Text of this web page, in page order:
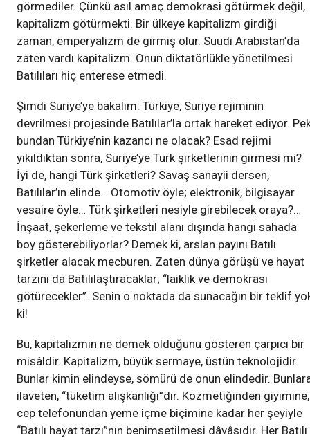
görmediler. Çünkü asıl amaç demokrasi götürmek değil,
kapitalizm götürmekti. Bir ülkeye kapitalizm girdiği
zaman, emperyalizm de girmiş olur. Suudi Arabistan’da
zaten vardı kapitalizm. Onun diktatörlükle yönetilmesi
Batılıları hiç enterese etmedi.
Şimdi Suriye’ye bakalım: Türkiye, Suriye rejiminin
devrilmesi projesinde Batılılar’la ortak hareket ediyor.
bundan Türkiye’nin kazancı ne olacak? Esad rejimi
yıkıldıktan sonra, Suriye’ye Türk şirketlerinin girmesi mi?
İyi de, hangi Türk şirketleri? Savaş sanayii dersen,
Batılılar’ın elinde… Otomotiv öyle; elektronik, bilgisayar
vesaire öyle… Türk şirketleri nesiyle girebilecek oraya?…
İnşaat, şekerleme ve tekstil alanı dışında hangi sahada
boy gösterebiliyorlar? Demek ki, arslan payını Batılı
şirketler alacak mecburen. Zaten dünya görüşü ve hayat
tarzını da Batılılaştıracaklar; “laiklik ve demokrasi
götürecekler”. Senin o noktada da sunacağın bir teklif
ki!
Bu, kapitalizmin ne demek olduğunu gösteren çarpıcı bir
misâldir. Kapitalizm, büyük sermaye, üstün teknolojidir.
Bunlar kimin elindeyse, sömürü de onun elindedir.
ilaveten, “tüketim alışkanlığı”dır. Kozmetiğinden giyimine,
cep telefonundan yeme içme biçimine kadar her şeyiyle
“Batılı hayat tarzı”nın benimsetilmesi dâvâsıdır. Her Batılı